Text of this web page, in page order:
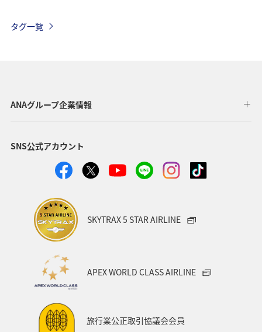
ヤマメ 福岡県 ワカサギ トラウト
静岡県 鹿児島県
アオリイカ 宮崎県 マダイ 大分県
イワナ 秋田県
群馬県 マイルを貯める
和歌山県
千葉県 アマゴ
岐阜県 ワーケーション
タグ一覧
ANAグループ企業情報
SNS公式アカウント
SKYTRAX 5 STAR AIRLINE
APEX WORLD CLASS AIRLINE
旅行業公正取引協議会会員